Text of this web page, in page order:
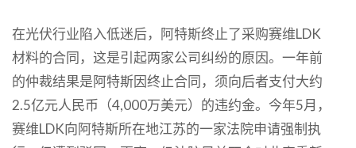
在光伏行业陷入低迷后，阿特斯终止了采购赛维LDK
材料的合同，这是引起两家公司纠纷的原因。一年前
的仲裁结果是阿特斯因终止合同，须向后者支付大约
2.5亿元人民币（4,000万美元）的违约金。今年5月，
赛维LDK向阿特斯所在地江苏的一家法院申请强制执